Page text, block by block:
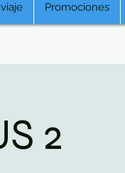
Promociones
2